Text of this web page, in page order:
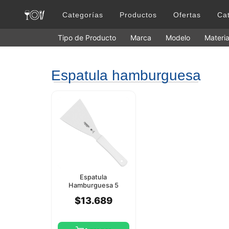
Categorías Productos Ofertas
Tipo de Producto Marca Modelo
Espatula hamburguesa
Espatula
Hamburguesa 5
Tramontina
$13.689